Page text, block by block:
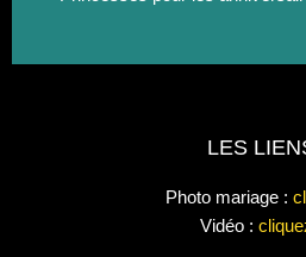
LES
Photo mariage :
Vidéo :